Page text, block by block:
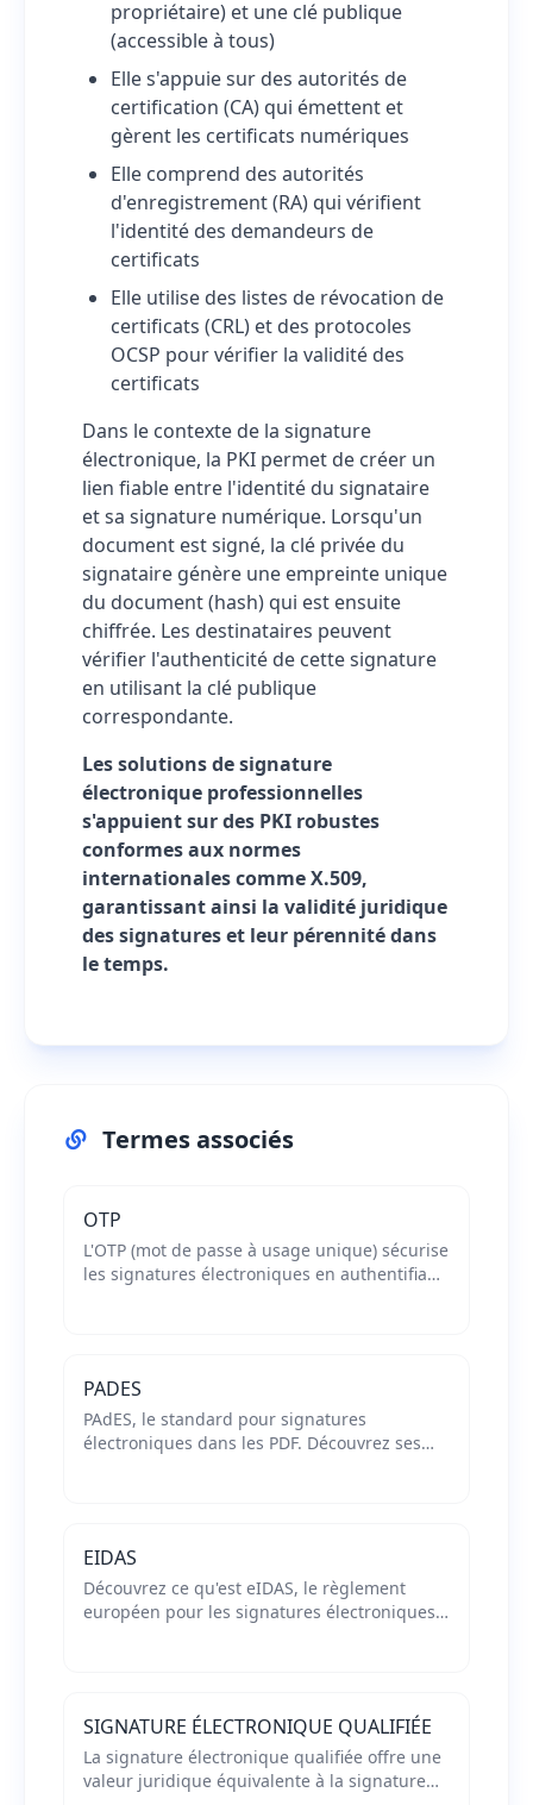
propriétaire) et une clé publique
(accessible à tous)
Elle s'appuie sur des autorités de
certification (CA) qui émettent et
gèrent les certificats numériques
Elle comprend des autorités
d'enregistrement (RA) qui vérifient
l'identité des demandeurs de
certificats
Elle utilise des listes de révocation de
certificats (CRL) et des protocoles
OCSP pour vérifier la validité des
certificats
Dans le contexte de la signature
électronique, la PKI permet de créer un
lien fiable entre l'identité du signataire
et sa signature numérique. Lorsqu'un
document est signé, la clé privée du
signataire génère une empreinte unique
du document (hash) qui est ensuite
chiffrée. Les destinataires peuvent
vérifier l'authenticité de cette signature
en utilisant la clé publique
correspondante.
Les solutions de signature
électronique professionnelles
s'appuient sur des PKI robustes
conformes aux normes
internationales comme X.509,
garantissant ainsi la validité juridique
des signatures et leur pérennité dans
le temps.
Termes associés
OTP
L'OTP (mot de passe à usage unique) sécurise
les signatures électroniques en authentifiant
PADES
PAdES, le standard pour signatures
électroniques dans les PDF. Découvrez ses
EIDAS
Découvrez ce qu'est eIDAS, le règlement
européen pour les signatures électroniques
SIGNATURE ÉLECTRONIQUE QUALIFIÉE
La signature électronique qualifiée offre une
valeur juridique équivalente à la signature